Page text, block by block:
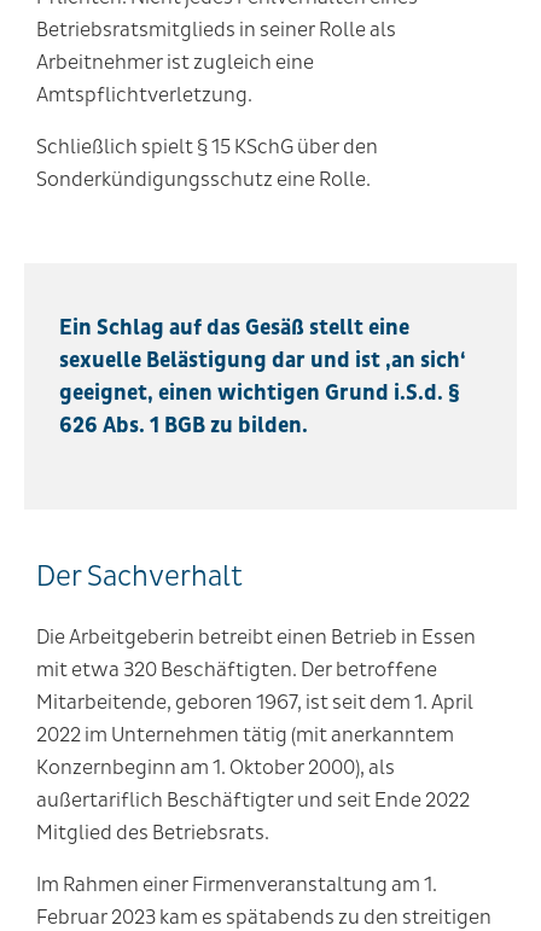
Betriebsratsmitglieds in seiner Rolle als
Arbeitnehmer ist zugleich eine
Amtspflichtverletzung.
Schließlich spielt § 15 KSchG über den
Sonderkündigungsschutz eine Rolle.
Ein Schlag auf das Gesäß stellt eine
sexuelle Belästigung dar und ist ‚an sich‘
geeignet, einen wichtigen Grund i.S.d. §
626 Abs. 1 BGB zu bilden.
Der Sachverhalt
Die Arbeitgeberin betreibt einen Betrieb in Essen
mit etwa 320 Beschäftigten. Der betroffene
Mitarbeitende, geboren 1967, ist seit dem 1. April
2022 im Unternehmen tätig (mit anerkanntem
Konzernbeginn am 1. Oktober 2000), als
außertariflich Beschäftigter und seit Ende 2022
Mitglied des Betriebsrats.
Im Rahmen einer Firmenveranstaltung am 1.
Februar 2023 kam es spätabends zu den streitigen